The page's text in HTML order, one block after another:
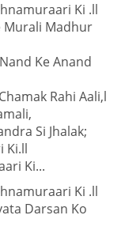
Ki .ll
Murali Madhur
Ke Anand
Rahi Aali,l
Si Jhalak;
Ki.ll
Ki...
Ki .ll
Darsan Ko